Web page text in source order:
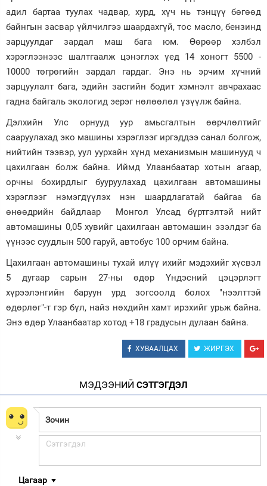
адил бартаа туулах чадвар, хурд, хүч нь тэнцүү бөгөөд
байнгын засвар үйлчилгээ шаардахгүй, тос масло, бензинд
зарцуулдаг зардал маш бага юм. Өөрөөр хэлбэл
хэрэглээнээс шалтгаалж цэнэглэх үед 14 хоногт 5500 -
10000 төгрөгийн зардал гардаг. Энэ нь эрчим хүчний
зарцуулалт бага, эдийн засгийн бодит хэмнэлт авчрахаас
гадна байгаль экологид эерэг нөлөөлөл үзүүлж байна.
Дэлхийн Улс орнууд уур амьсгалтын өөрчлөлтийг
сааруулахад эко машины хэрэглээг иргэддээ санал болгож,
нийтийн тээвэр, уул уурхайн хүнд механизмын машинууд ч
цахилгаан болж байна. Иймд Улаанбаатар хотын агаар,
орчны бохирдлыг бууруулахад цахилгаан автомашины
хэрэглээг нэмэгдүүлэх нэн шаардлагатай байгаа ба
өнөөдрийн байдлаар Монгол Улсад бүртгэлтэй нийт
автомашины 0,05 хувийг цахилгаан автомашин эзэлдэг ба
үүнээс суудлын 500 гаруй, автобус 100 орчим байна.
Цахилгаан автомашины тухай илүү ихийг мэдэхийг хүсвэл
5 дугаар сарын 27-ны өдөр Үндэсний цэцэрлэгт
хүрээлэнгийн баруун урд зогсоолд болох "нээлттэй
өдөрлөг"-т гэр бүл, найз нөхдийн хамт ирэхийг урьж байна.
Энэ өдөр Улаанбаатар хотод +18 градусын дулаан байна.
ХУВААЛЦАХ ЖИРГЭХ
МЭДЭЭНИЙ СЭТГЭГДЭЛ
Цагаар